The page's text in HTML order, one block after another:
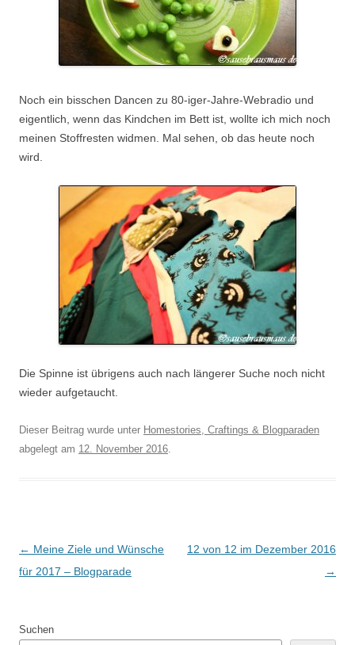
Noch ein bisschen Dancen zu 80-iger-Jahre-Webradio und
eigentlich, wenn das Kindchen im Bett ist, wollte ich mich noch
meinen Stoffresten widmen. Mal sehen, ob das heute noch
wird.
Die Spinne ist übrigens auch nach längerer Suche noch nicht
wieder aufgetaucht.
Dieser Beitrag wurde unter Homestories, Craftings & Blogparaden
abgelegt am 12. November 2016
Artikel-Navigation
← Meine Ziele und Wünsche
für 2017 – Blogparade
12 von 12 im Dezember 2016
→
Suchen